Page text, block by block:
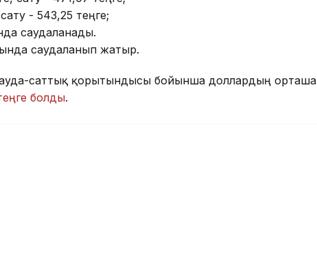
- 543,25 теңге;
саудаланады.
саудаланып жатыр.
саттық қорытындысы бойынша доллардың орташа
болды.